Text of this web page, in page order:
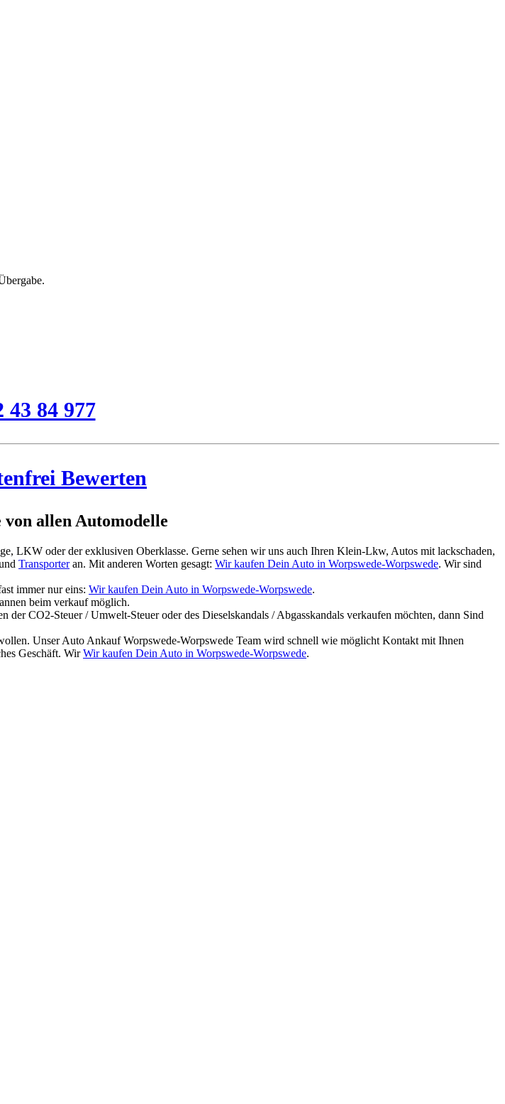
43 84 977
Bewerten
allen Automodelle
LKW oder der exklusiven Oberklasse. Gerne sehen wir uns auch Ihren Klein-Lkw, Autos mit lackschaden,
Transporteran. Mit anderen Worten gesagt: Wir kaufen Dein Auto in Worpswede-Worpswede. Wir sind
immer nur eins: Wir kaufen Dein Auto in Worpswede-Worpswede.
beim verkauf möglich.
CO2-Steuer / Umwelt-Steuer oder des Dieselskandals / Abgasskandals verkaufen möchten, dann Sind
Unser Auto Ankauf Worpswede-Worpswede Team wird schnell wie möglicht Kontakt mit Ihnen
Geschäft. WirWir kaufen Dein Auto in Worpswede-Worpswede.